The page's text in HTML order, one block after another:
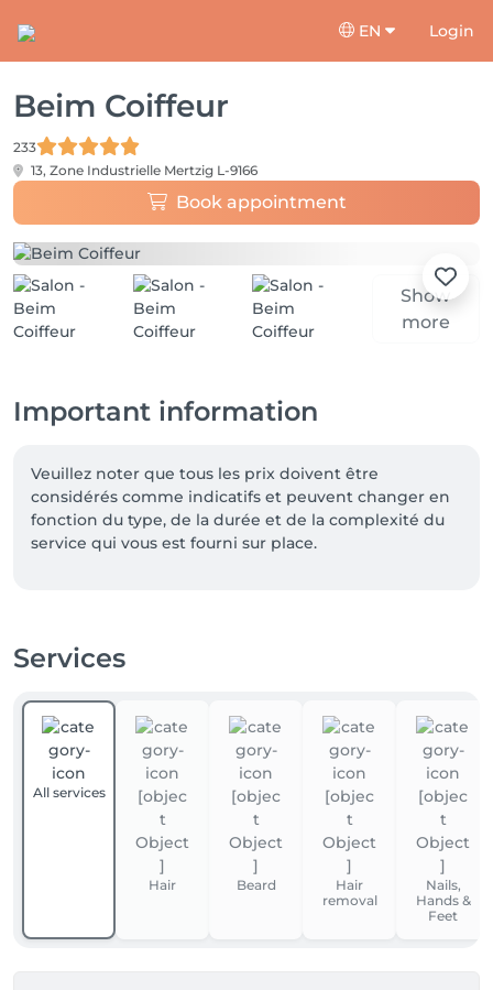
EN Login
Beim Coiffeur
233
13, Zone Industrielle Mertzig L-9166
Book appointment
Show
more
Important information
Veuillez noter que tous les prix doivent être
considérés comme indicatifs et peuvent changer en
fonction du type, de la durée et de la complexité du
service qui vous est fourni sur place.
-Été 2026
OWAY-one way(Agri-cosmetics)
Et plus encore...
On vous acceuil avec plaisir..
À bientôt,
Beim Coiffeur team
Services
All services
Hair Beard
Hair
removal
Nails,
Hands &
Feet